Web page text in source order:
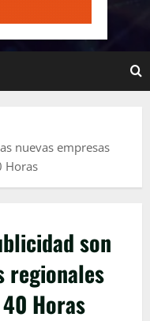
nuevas empresas
Horas
son
regionales
Horas